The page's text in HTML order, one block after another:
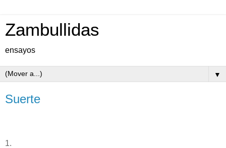
Zambullidas
ensayos
▼
Suerte
1.